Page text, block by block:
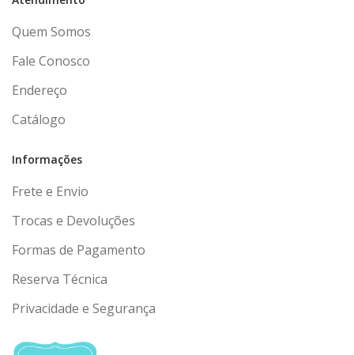
Quem Somos
Fale Conosco
Endereço
Catálogo
Informações
Frete e Envio
Trocas e Devoluções
Formas de Pagamento
Reserva Técnica
Privacidade e Segurança